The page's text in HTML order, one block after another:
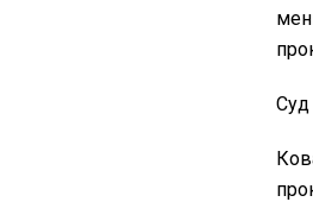
Суд